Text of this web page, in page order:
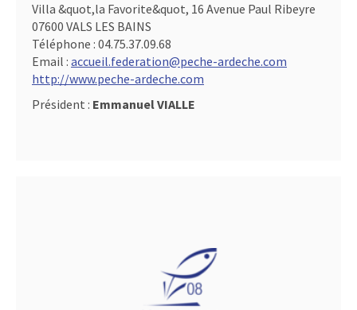
Villa &quot,la Favorite&quot, 16 Avenue Paul Ribeyre
07600 VALS LES BAINS
Téléphone : 04.75.37.09.68
Email : accueil.federation@peche-ardeche.com
http://www.peche-ardeche.com
Président : Emmanuel VIALLE